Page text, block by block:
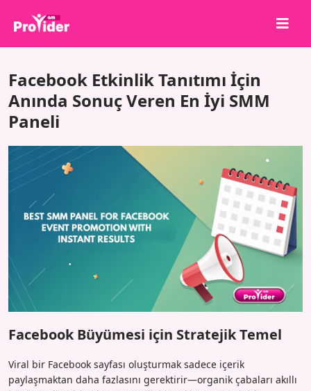
Hakkımızda
Giriş Yap
Kayıt Ol
Hizmetler
Şartlar
Facebook Etkinlik Tanıtımı İçin
Anında Sonuç Veren En İyi SMM
Paneli
Facebook Büyümesi için Stratejik Temel
Viral bir Facebook sayfası oluşturmak sadece içerik
paylaşmaktan daha fazlasını gerektirir—organik çabaları akıllı